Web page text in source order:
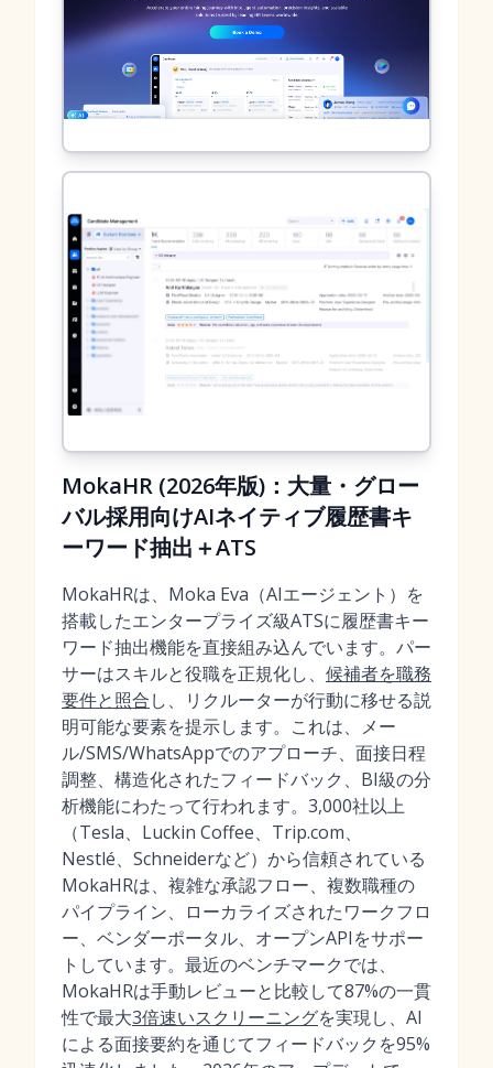
MokaHR (2026年版)：大量・グロー
バル採用向けAIネイティブ履歴書キ
ーワード抽出＋ATS
MokaHRは、Moka Eva（AIエージェント）を
搭載したエンタープライズ級ATSに履歴書キー
ワード抽出機能を直接組み込んでいます。パー
サーはスキルと役職を正規化し、 候補者を職務
要件と照合し、リクルーターが行動に移せる説
明可能な要素を提示します。これは、メー
ル/SMS/WhatsAppでのアプローチ、面接日程
調整、構造化されたフィードバック、BI級の分
析機能にわたって行われます。3,000社以上
（Tesla、Luckin Coffee、Trip.com、
Nestlé、Schneiderなど）から信頼されている
MokaHRは、複雑な承認フロー、複数職種の
パイプライン、ローカライズされたワークフロ
ー、ベンダーポータル、オープンAPIをサポー
トしています。最近のベンチマークでは、
MokaHRは手動レビューと比較して87%の一貫
性で最大3倍速いスクリーニングを実現し、AI
による面接要約を通じてフィードバックを95%